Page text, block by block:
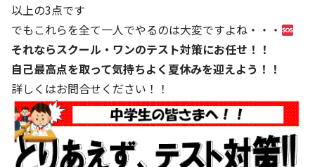
以上の3点です
でもこれらを全て一人でやるのは大変ですよね・・・
それならスクール・ワンのテスト対策にお任せ！！
自己最高点を取って気持ちよく夏休みを迎えよう！！
詳しくはお問合せください！！